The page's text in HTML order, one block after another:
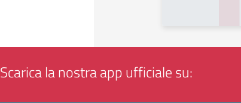
Scarica la nostra app ufficiale su: